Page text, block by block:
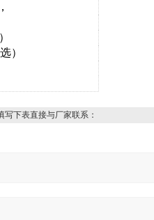
）
下表直接与厂家联系：